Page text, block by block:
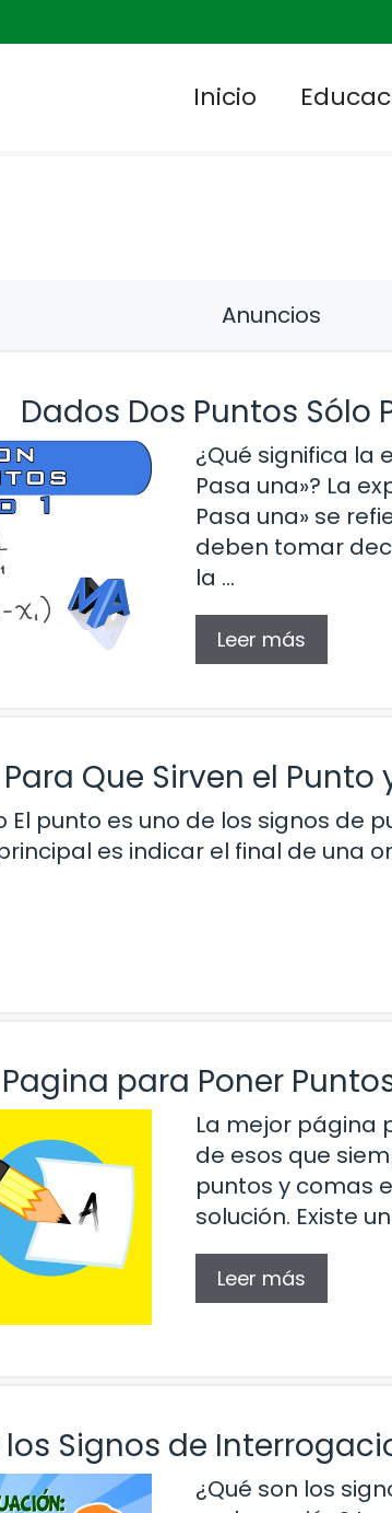
Inicio
Anuncios
Dados Dos Puntos Sólo
¿Qué significa la
Pasa una»? La
Pasa una» se
deben tomar
la …
Leer más
Para Que Sirven el Punto
El punto es uno de los signos de
es indicar el final de una
Pagina para Poner
La mejor página
de esos que
puntos y comas
solución. Existe
Leer más
los Signos de
¿Qué son los